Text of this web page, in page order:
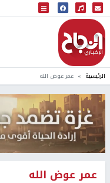
البث المباشر
إذاعة النجاح
الرئيسية عمر عوض الله
عمر عوض الله